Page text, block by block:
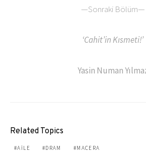
—Sonraki Bölüm—
‘Cahit’in Kısmeti!’
Yasin Numan
Related Topics
AILE DRAM MACERA